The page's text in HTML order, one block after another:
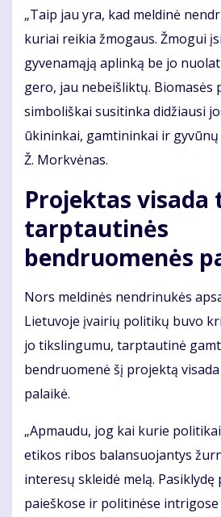
„Taip jau yra, kad meldinė
kuriai reikia žmogaus. Žmogui
gyvenamąją aplinką be jo
gero, jau nebeišliktų. Biomasės
simboliškai susitinka didžiausi
ūkininkai, gamtininkai ir gyvūnų
Ž. Morkvėnas.
Projektas visada
tarptautinės
bendruomenės
Nors meldinės nendrinukės
Lietuvoje įvairių politikų buvo
jo tikslingumu, tarptautinė
bendruomenė šį projektą
palaikė.
„Apmaudu, jog kai kurie
etikos ribos balansuojantys
interesų skleidė melą.
paieškose ir politinėse